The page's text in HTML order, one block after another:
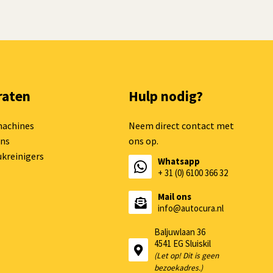
Hulp nodig?
Neem direct contact met
ons op.
Whatsapp
+ 31 (0) 6100 366 32
Mail ons
info@autocura.nl
Baljuwlaan 36
4541 EG Sluiskil
(Let op! Dit is geen
bezoekadres.)